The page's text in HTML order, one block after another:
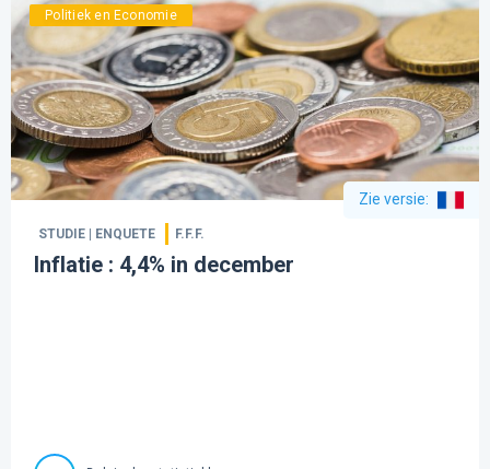
Politiek en Economie
Zie versie:
STUDIE | ENQUETE F.F.F.
Inflatie : 4,4% in december